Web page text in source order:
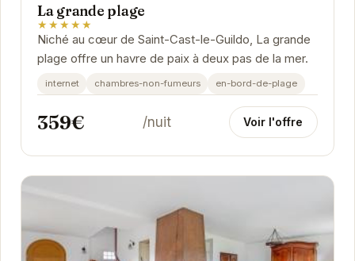
La grande plage
★★★★★
Niché au cœur de Saint-Cast-le-Guildo, La grande
plage offre un havre de paix à deux pas de la mer.
internet chambres-non-fumeurs en-bord-de-plage
359€ /nuit Voir l'offre